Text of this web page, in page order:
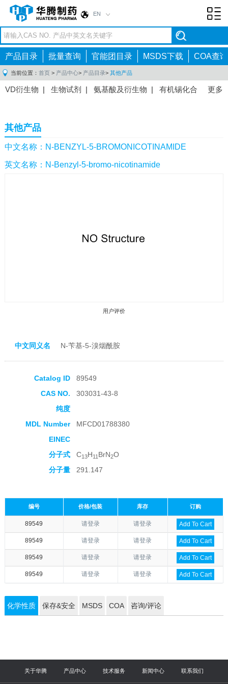
EN
产品目录 批量查询 官能团目录 MSDS下载 COA查询
当前位置： 首页 > 产品中心> 产品目录> 其他产品
更多
VD衍生物 | 生物试剂 | 氨基酸及衍生物 | 有机锡化合
间体|抗高血压药物中间体
感染药物中间体
体 |抗精神病药物中间体
药中间体|其他原料药中间体|
其他产品
中文名称：N-BENZYL-5-BROMONICOTINAMIDE
英文名称：N-Benzyl-5-bromo-nicotinamide
用户评价
中文同义名 N-苄基-5-溴烟酰胺
Catalog ID
89549
CAS NO.
303031-43-8
纯度
MDL Number
MFCD01788380
EINEC
分子式
C13H11 BrN2O
分子量
291.147
编号 价格/包装 库存 订购
89549 请登录 请登录 Add To Cart
89549 请登录 请登录 Add To Cart
89549 请登录 请登录 Add To Cart
89549 请登录 请登录 Add To Cart
化学性质 保存&安全 MSDS COA 咨询/评论
关于华腾 产品中心 技术服务 新闻中心 联系我们